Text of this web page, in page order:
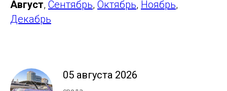
Август, Сентябрь, Октябрь, Ноябрь,
Декабрь
05 августа 2026